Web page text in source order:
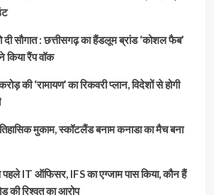
सौगात : छत्तीसगढ़ का हैंडलूम ब्रांड ‘कोशल फैब’
किया रैंप वॉक
की ‘रामायण’ का रिकवरी प्लान, विदेशों से होगी
मुकाम, स्कॉटलैंड बनाम कनाडा का मैच बना
IT ऑफिसर, IFS का एग्जाम पास किया, कौन हैं
की रिश्वत का आरोप